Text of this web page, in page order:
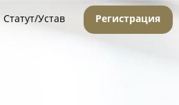
Статут/Устав Регистрация